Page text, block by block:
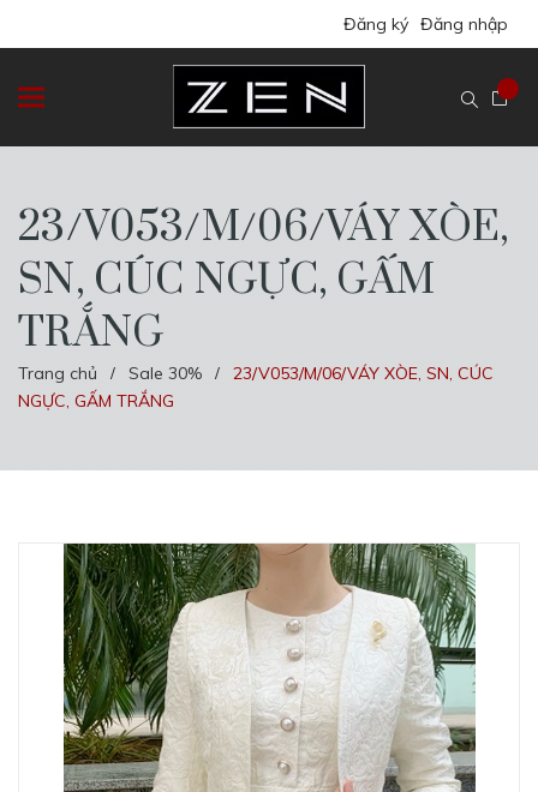
Đăng ký Đăng nhập
23/V053/M/06/VÁY XÒE,
SN, CÚC NGỰC, GẤM
TRẮNG
Trang chủ / Sale 30% /
23/V053/M/06/VÁY XÒE, SN, CÚC
NGỰC, GẤM TRẮNG